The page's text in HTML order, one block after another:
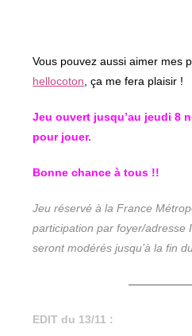
Vous pouvez aussi aimer mes
hellocoton , ça me fera plaisir !
Jeu ouvert jusqu’au jeudi 8
pour jouer.
Bonne chance à tous !!
Jeu réservé à la France
participation par foyer/adresse
seront modérés jusqu’à la fin
EDIT du 13/11 :